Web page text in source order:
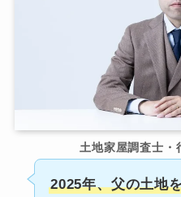
土地家屋調査士
2025年、父の土地